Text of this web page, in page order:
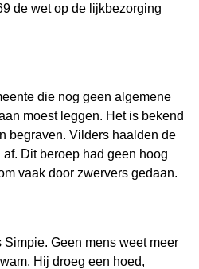
de wet op de lijkbezorging
die nog geen algemene
moest leggen. Het is bekend
begraven. Vilders haalden de
Dit beroep had geen hoog
vaak door zwervers gedaan.
Geen mens weet meer
Hij droeg een hoed,